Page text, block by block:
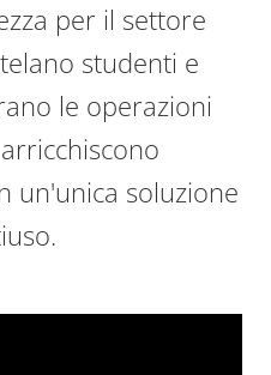
per il settore
studenti e
le operazioni
un'unica soluzione